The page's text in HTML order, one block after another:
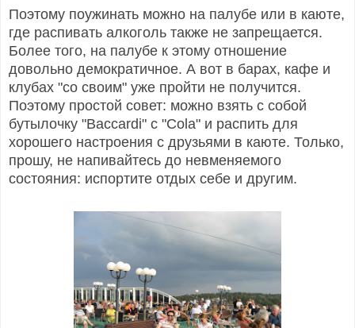
Поэтому поужинать можно на палубе или в каюте,
где распивать алкоголь также не запрещается.
Более того, на палубе к этому отношение
довольно демократичное. А вот в барах, кафе и
клубах "со своим" уже пройти не получится.
Поэтому простой совет: можно взять с собой
бутылочку "Baccardi" с "Cola" и распить для
хорошего настроения с друзьями в каюте. Только,
прошу, не напивайтесь до невменяемого
состояния: испортите отдых себе и другим.